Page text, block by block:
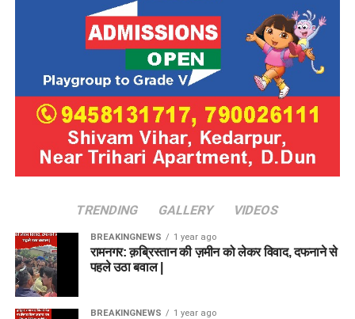
TRENDING GALLERY VIDEOS
BREAKINGNEWS 1 year ago
रामनगर: क़ब्रिस्तान की ज़मीन को लेकर विवाद, दफनाने से
पहले उठा बवाल |
BREAKINGNEWS 1 year ago